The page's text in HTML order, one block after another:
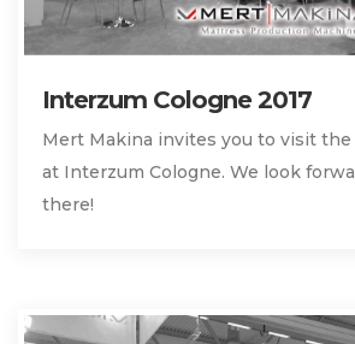
Interzum Cologne 2017
Mert Makina invites you to visit
at Interzum Cologne. We look
there!